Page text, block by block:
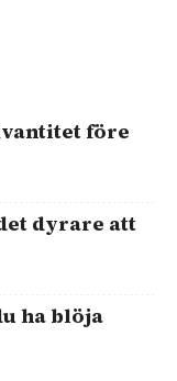
före
dyrare att
ha blöja